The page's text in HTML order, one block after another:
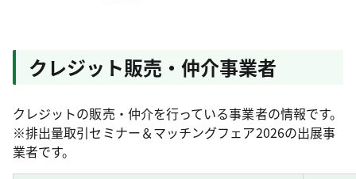
クレジット販売・仲介事業者
クレジットの販売・仲介を行っている事業者の情報です。
※排出量取引セミナー＆マッチングフェア2026の出展事
業者です。